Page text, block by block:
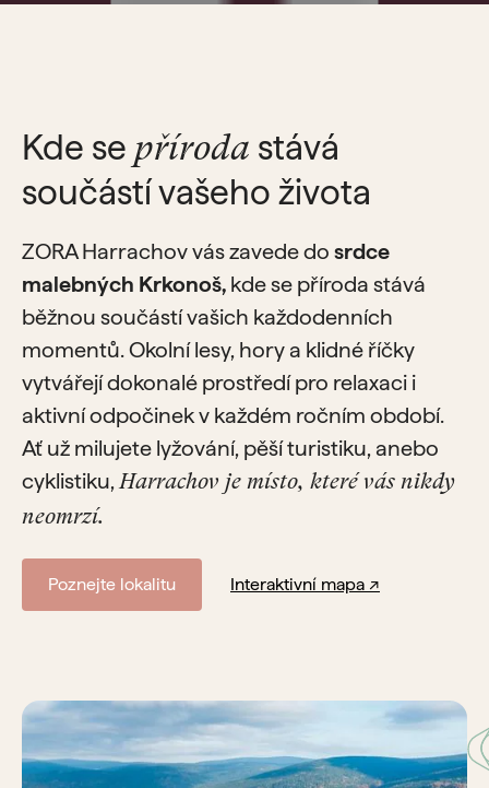
Kde se příroda stává
součástí vašeho života
ZORA Harrachov vás zavede do srdce
malebných Krkonoš, kde se příroda stává
běžnou součástí vašich každodenních
momentů. Okolní lesy, hory a klidné říčky
vytvářejí dokonalé prostředí pro relaxaci i
aktivní odpočinek v každém ročním období.
Ať už milujete lyžování, pěší turistiku, anebo
cyklistiku,Harrachov je místo, které vás nikdy
neomrzí.
Poznejte lokalitu Interaktivní mapa ↗